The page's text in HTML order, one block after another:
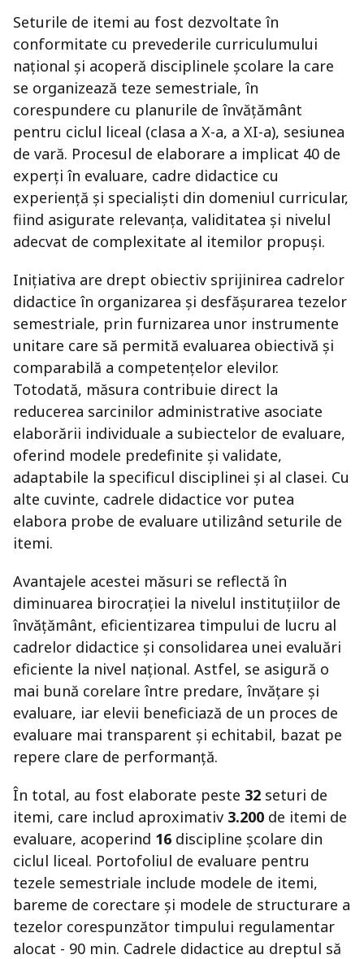
Seturile de itemi au fost dezvoltate în
conformitate cu prevederile curriculumului
național și acoperă disciplinele școlare la care
se organizează teze semestriale, în
corespundere cu planurile de învățământ
pentru ciclul liceal (clasa a X-a, a XI-a), sesiunea
de vară. Procesul de elaborare a implicat 40 de
experți în evaluare, cadre didactice cu
experiență și specialiști din domeniul curricular,
fiind asigurate relevanța, validitatea și nivelul
adecvat de complexitate al itemilor propuși.
Inițiativa are drept obiectiv sprijinirea cadrelor
didactice în organizarea și desfășurarea tezelor
semestriale, prin furnizarea unor instrumente
unitare care să permită evaluarea obiectivă și
comparabilă a competențelor elevilor.
Totodată, măsura contribuie direct la
reducerea sarcinilor administrative asociate
elaborării individuale a subiectelor de evaluare,
oferind modele predefinite și validate,
adaptabile la specificul disciplinei și al clasei. Cu
alte cuvinte, cadrele didactice vor putea
elabora probe de evaluare utilizând seturile de
itemi.
Avantajele acestei măsuri se reflectă în
diminuarea birocrației la nivelul instituțiilor de
învățământ, eficientizarea timpului de lucru al
cadrelor didactice și consolidarea unei evaluări
eficiente la nivel național. Astfel, se asigură o
mai bună corelare între predare, învățare și
evaluare, iar elevii beneficiază de un proces de
evaluare mai transparent și echitabil, bazat pe
repere clare de performanță.
În total, au fost elaborate peste 32 seturi de
itemi, care includ aproximativ 3.200 de itemi de
evaluare, acoperind 16 discipline școlare din
ciclul liceal. Portofoliul de evaluare pentru
tezele semestriale include modele de itemi,
bareme de corectare și modele de structurare a
tezelor corespunzător timpului regulamentar
alocat - 90 min. Cadrele didactice au dreptul să